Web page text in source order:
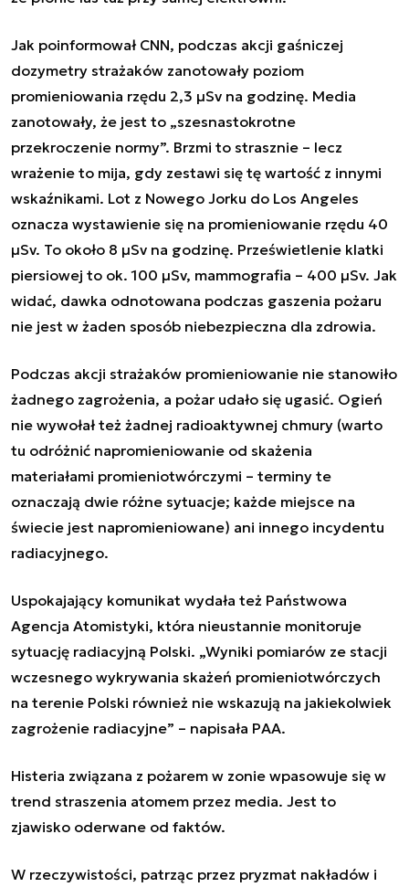
Jak poinformował CNN, podczas akcji gaśniczej
dozymetry strażaków zanotowały poziom
promieniowania rzędu 2,3 µSv na godzinę. Media
zanotowały, że jest to „szesnastokrotne
przekroczenie normy”. Brzmi to strasznie – lecz
wrażenie to mija, gdy zestawi się tę wartość z innymi
wskaźnikami. Lot z Nowego Jorku do Los Angeles
oznacza wystawienie się na promieniowanie rzędu 40
µSv. To około 8 µSv na godzinę. Prześwietlenie klatki
piersiowej to ok. 100 µSv, mammografia – 400 µSv. Jak
widać, dawka odnotowana podczas gaszenia pożaru
nie jest w żaden sposób niebezpieczna dla zdrowia.
Podczas akcji strażaków promieniowanie nie stanowiło
żadnego zagrożenia, a pożar udało się ugasić. Ogień
nie wywołał też żadnej radioaktywnej chmury (warto
tu odróżnić napromieniowanie od skażenia
materiałami promieniotwórczymi – terminy te
oznaczają dwie różne sytuacje; każde miejsce na
świecie jest napromieniowane) ani innego incydentu
radiacyjnego.
Uspokajający komunikat wydała też Państwowa
Agencja Atomistyki, która nieustannie monitoruje
sytuację radiacyjną Polski. „Wyniki pomiarów ze stacji
wczesnego wykrywania skażeń promieniotwórczych
na terenie Polski również nie wskazują na jakiekolwiek
zagrożenie radiacyjne” – napisała PAA.
Histeria związana z pożarem w zonie wpasowuje się w
trend straszenia atomem przez media. Jest to
zjawisko oderwane od faktów.
W rzeczywistości, patrząc przez pryzmat nakładów i